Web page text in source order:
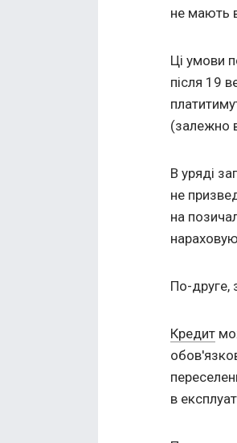
не мають
Ці умови
після 19
(залежно
В уряді
не
на
По-друге,
Кредит
в